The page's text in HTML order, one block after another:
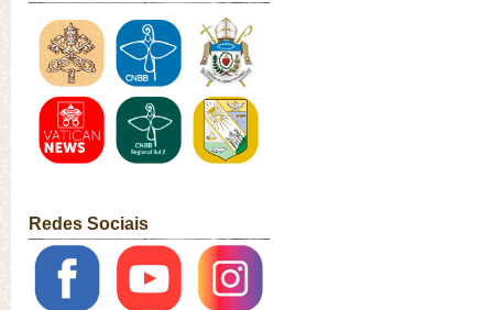
Redes Sociais